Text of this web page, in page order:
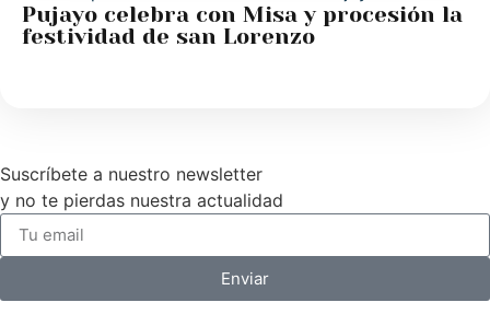
Pujayo celebra con Misa y procesión la
festividad de san Lorenzo
Suscríbete a nuestro newsletter
y no te pierdas nuestra actualidad
Enviar